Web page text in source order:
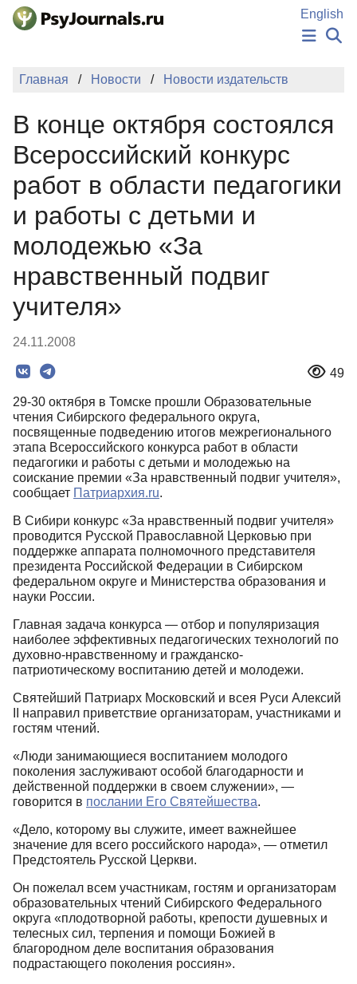
Перейти к основному содержанию
English
НОВОСТИ
ПОДАТЬ РУКОПИСЬ
БАЗА ЗНАНИЙ
КЛЮЧЕВЫЕ СЛОВА
Регистрация
Вход
Главная Новости Новости издательств
В конце октября состоялся
Всероссийский конкурс
работ в области педагогики
и работы с детьми и
молодежью «За
нравственный подвиг
учителя»
24.11.2008
49
29-30 октября в Томске прошли Образовательные
чтения Сибирского федерального округа,
посвященные подведению итогов межрегионального
этапа Всероссийского конкурса работ в области
педагогики и работы с детьми и молодежью на
соискание премии «За нравственный подвиг учителя»,
сообщает Патриархия.ru.
В Сибири конкурс «За нравственный подвиг учителя»
проводится Русской Православной Церковью при
поддержке аппарата полномочного представителя
президента Российской Федерации в Сибирском
федеральном округе и Министерства образования и
науки России.
Главная задача конкурса — отбор и популяризация
наиболее эффективных педагогических технологий по
духовно-нравственному и гражданско-
патриотическому воспитанию детей и молодежи.
Святейший Патриарх Московский и всея Руси Алексий
II направил приветствие организаторам, участниками и
гостям чтений.
«Люди занимающиеся воспитанием молодого
поколения заслуживают особой благодарности и
действенной поддержки в своем служении», ―
говорится в послании Его Святейшества.
«Дело, которому вы служите, имеет важнейшее
значение для всего российского народа», ― отметил
Предстоятель Русской Церкви.
Он пожелал всем участникам, гостям и организаторам
образовательных чтений Сибирского Федерального
округа «плодотворной работы, крепости душевных и
телесных сил, терпения и помощи Божией в
благородном деле воспитания образования
подрастающего поколения россиян».